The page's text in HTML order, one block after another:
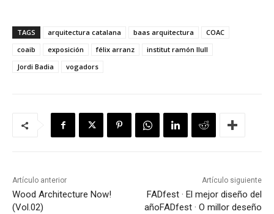
TAGS arquitectura catalana baas arquitectura
COAC
coaib
exposición félix arranz
institut ramón llull
Jordi Badia
vogadors
Artículo anterior
Wood Architecture Now!
(Vol.02)
Artículo siguiente
FADfest · El mejor diseño del
añoFADfest · O millor deseño